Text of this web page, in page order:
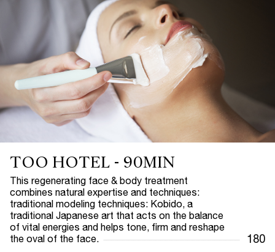
TOO HOTEL - 90MIN
This regenerating face & body treatment
combines natural expertise and techniques:
traditional modeling techniques: Kobido, a
traditional Japanese art that acts on the balance
of vital energies and helps tone, firm and reshape
the oval of the face.
180